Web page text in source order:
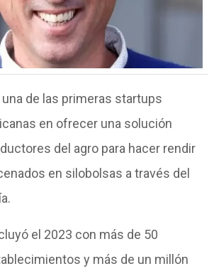
una de las primeras startups
en ofrecer una solución
del agro para hacer rendir
en silobolsas a través del
el 2023 con más de 50
y más de un millón